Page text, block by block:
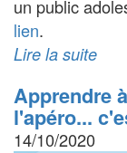
un public
lien.
Lire la suite
Apprendre
l'apéro...
14/10/2020